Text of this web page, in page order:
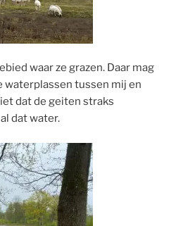
waar ze grazen. Daar mag
waterplassen tussen mij en
dat de geiten straks
dat water.